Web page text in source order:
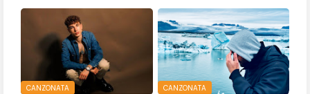
CANZONATA CANZONATA